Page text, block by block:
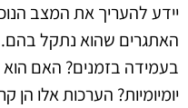
יידע להעריך את המצב
האתגרים שהוא נתקל
בעמידה בזמנים? האם הוא
יומיומיות? הערכות אלו הן